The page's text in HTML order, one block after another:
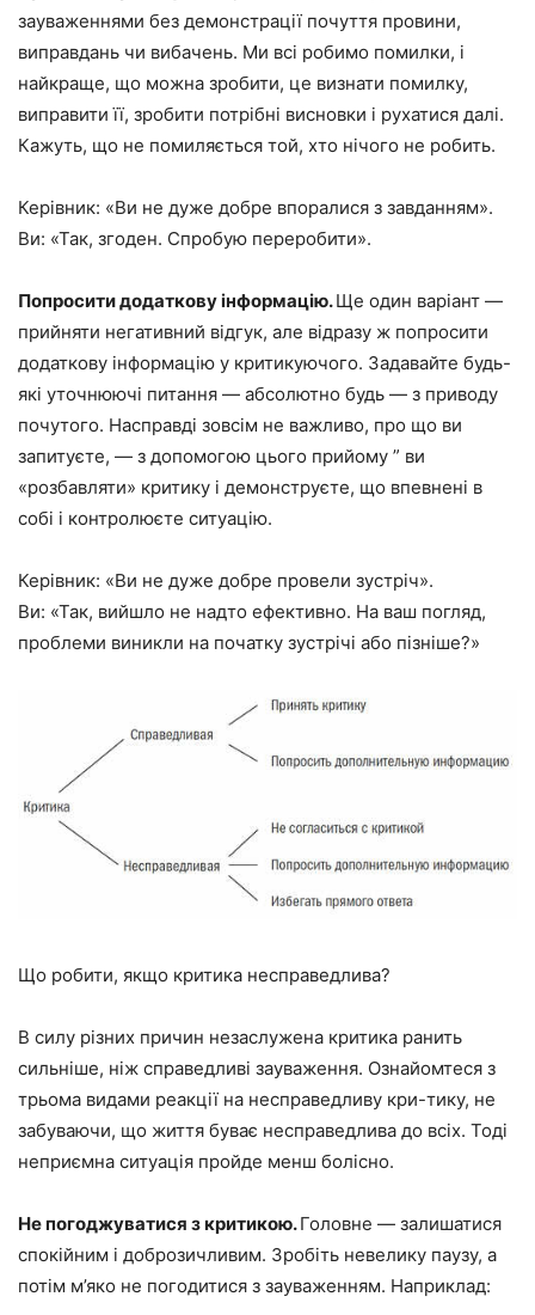
зауваженнями без демонстрації почуття провини,
виправдань чи вибачень. Ми всі робимо помилки, і
найкраще, що можна зробити, це визнати помилку,
виправити її, зробити потрібні висновки і рухатися далі.
Кажуть, що не помиляється той, хто нічого не робить.
Керівник: «Ви не дуже добре впоралися з завданням».
Ви: «Так, згоден. Спробую переробити».
Попросити додаткову інформацію.Ще один варіант —
прийняти негативний відгук, але відразу ж попросити
додаткову інформацію у критикуючого. Задавайте будь-
які уточнюючі питання — абсолютно будь — з приводу
почутого. Насправді зовсім не важливо, про що ви
запитуєте, — з допомогою цього прийому ” ви
«розбавляти» критику і демонструєте, що впевнені в
собі і контролюєте ситуацію.
Керівник: «Ви не дуже добре провели зустріч».
Ви: «Так, вийшло не надто ефективно. На ваш погляд,
проблеми виникли на початку зустрічі або пізніше?»
Що робити, якщо критика несправедлива?
В силу різних причин незаслужена критика ранить
сильніше, ніж справедливі зауваження. Ознайомтеся з
трьома видами реакції на несправедливу кри-тику, не
забуваючи, що життя буває несправедлива до всіх. Тоді
неприємна ситуація пройде менш болісно.
Не погоджуватися з критикою.Головне — залишатися
спокійним і доброзичливим. Зробіть невелику паузу, а
потім м’яко не погодитися з зауваженням. Наприклад: